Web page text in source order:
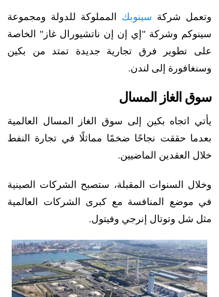
وتعمل شركة سينوبك المملوكة للدولة ومجموعة
سينوكم وشركة "إي إن إن ناتشيورال غاز" الخاصة
على تطوير فرق تجارية جديدة تمتد من بكين
وسنغافورة إلى لندن.
سوق الغاز المسال
يأتي اتجاه بكين إلى سوق الغاز المسال العالمية
بعدما حققت نجاحًا ضخمًا مماثلًا في تجارة النفط
خلال العقدين الماضيين.
وخلال السنوات المقبلة، ستصبح الشركات الصينية
في موضع المنافسة مع كبرى الشركات العالمية
مثل شل وتوتال إنرجي وفيتول.